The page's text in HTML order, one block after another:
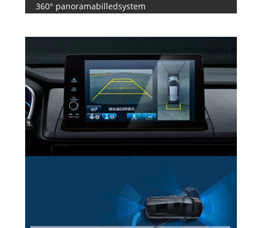
360° panoramabilledsystem